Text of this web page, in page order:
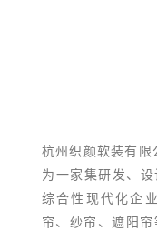
杭州织颜软装有
为一家集研发、
综合性现代化企
帘、纱帘、遮阳